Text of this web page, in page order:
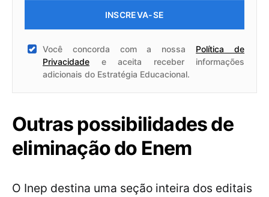
INSCREVA-SE
Você concorda com a nossa Política de
Privacidade e aceita receber informações
adicionais do Estratégia Educacional.
Outras possibilidades de
eliminação do Enem
O Inep destina uma seção inteira dos editais